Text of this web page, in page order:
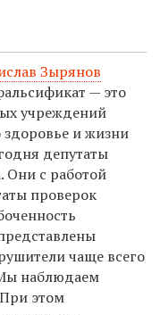
Зырянов
— это
учреждений
здоровье и жизни
депутаты
Они с работой
проверок
чаще всего
наблюдаем
этом